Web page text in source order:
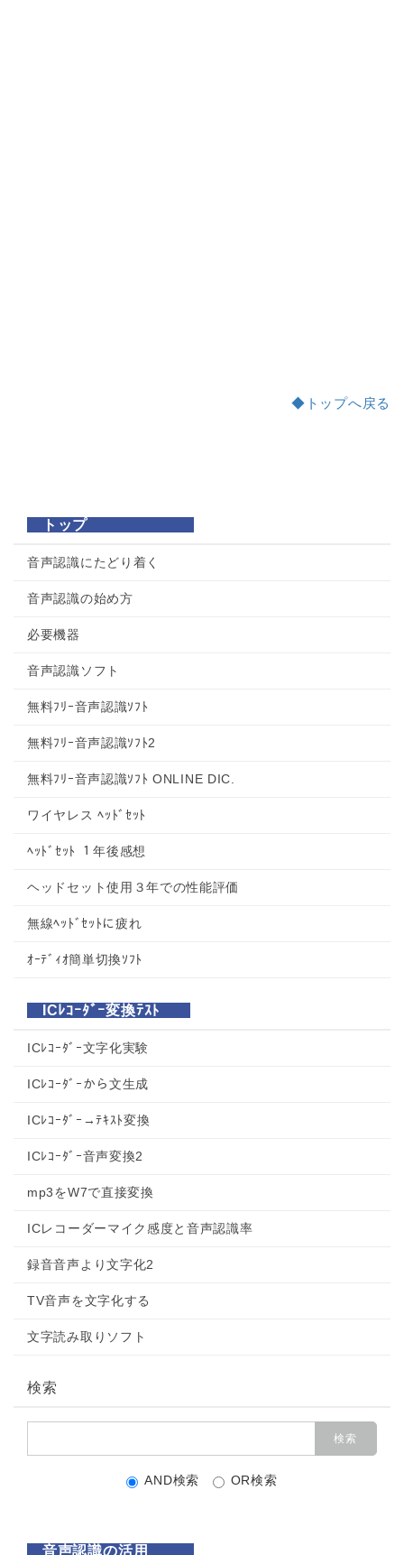
◆トップへ戻る
トップ
音声認識にたどり着く
音声認識の始め方
必要機器
音声認識ソフト
無料ﾌﾘｰ音声認識ｿﾌﾄ
無料ﾌﾘｰ音声認識ｿﾌﾄ2
無料ﾌﾘｰ音声認識ｿﾌﾄ ONLINE DIC.
ワイヤレス ﾍｯﾄﾞｾｯﾄ
ﾍｯﾄﾞｾｯﾄ １年後感想
ヘッドセット使用３年での性能評価
無線ﾍｯﾄﾞｾｯﾄに疲れ
ｵｰﾃﾞｨｵ簡単切換ｿﾌﾄ
ICﾚｺｰﾀﾞｰ変換ﾃｽﾄ
ICﾚｺｰﾀﾞｰ文字化実験
ICﾚｺｰﾀﾞｰから文生成
ICﾚｺｰﾀﾞｰ→ﾃｷｽﾄ変換
ICﾚｺｰﾀﾞｰ音声変換2
mp3をW7で直接変換
ICレコーダーマイク感度と音声認識率
録音音声より文字化2
TV音声を文字化する
文字読み取りソフト
検索
AND検索 OR検索
音声認識の活用